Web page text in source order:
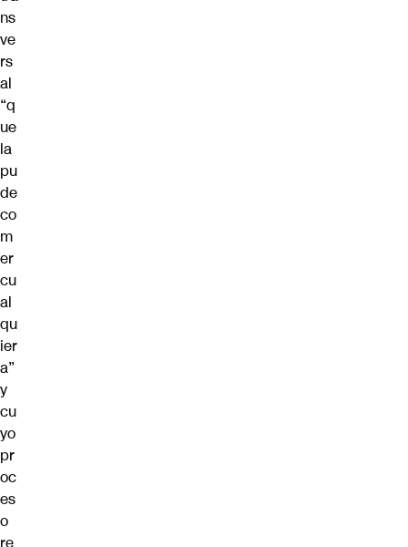
ns
ve
rs
al
“q
ue
la
pu
de
co
m
er
cu
al
qu
ier
a”
y
cu
yo
pr
oc
es
o
re